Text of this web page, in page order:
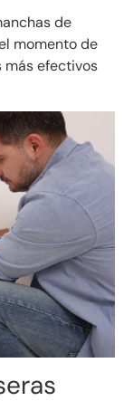
de
momento de
más efectivos